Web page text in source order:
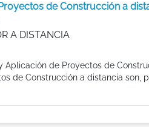
de Construcción a
A DISTANCIA
Aplicación de Proyectos de
de Construcción a distancia